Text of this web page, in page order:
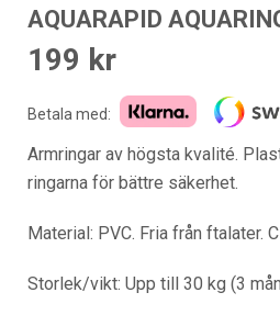
AQUARAPID
199 kr
Betala med:
Armringar av högsta kvalité.
ringarna för bättre säkerhet.
Material: PVC. Fria från ftalater.
Storlek/vikt: Upp till 30 kg (3